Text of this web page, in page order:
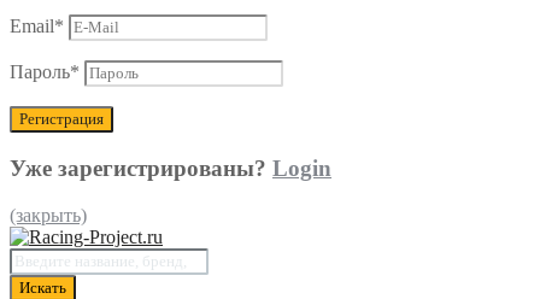
Email*
Пароль*
Уже зарегистрированы? Login
(закрыть)
Поиск
товаров
Искать